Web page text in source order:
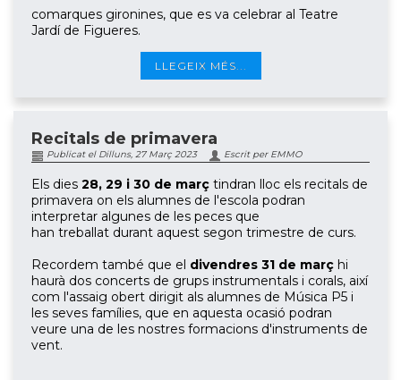
comarques gironines, que es va celebrar al Teatre
Jardí de Figueres.
LLEGEIX MÉS...
Recitals de primavera
Publicat el Dilluns, 27 Març 2023 Escrit per EMMO
Els dies 28, 29 i 30 de març tindran lloc els recitals de
primavera on els alumnes de l'escola podran
interpretar algunes de les peces que
han treballat durant aquest segon trimestre de curs.
Recordem també que el divendres 31 de març hi
haurà dos concerts de grups instrumentals i corals, així
com l'assaig obert dirigit als alumnes de Música P5 i
les seves famílies, que en aquesta ocasió podran
veure una de les nostres formacions d'instruments de
vent.